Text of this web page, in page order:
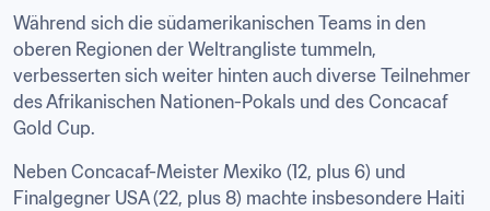
Während sich die südamerikanischen Teams in den
oberen Regionen der Weltrangliste tummeln,
verbesserten sich weiter hinten auch diverse Teilnehmer
des Afrikanischen Nationen-Pokals und des Concacaf
Gold Cup.
Neben Concacaf-Meister Mexiko (12, plus 6) und
Finalgegner USA (22, plus 8) machte insbesondere Haiti